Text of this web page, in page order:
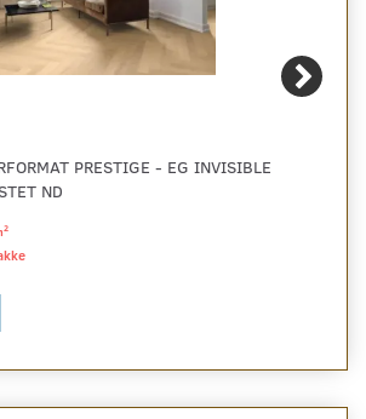
PRESTIGE - EG INVISIBLE
ND
2